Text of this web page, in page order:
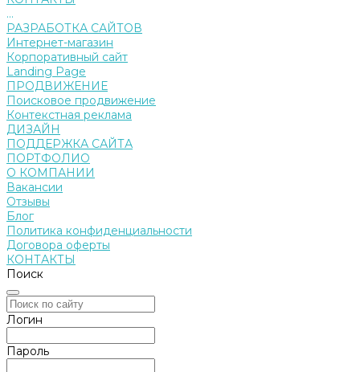
...
РАЗРАБОТКА САЙТОВ
Интернет-магазин
Корпоративный сайт
Landing Page
ПРОДВИЖЕНИЕ
Поисковое продвижение
Контекстная реклама
ДИЗАЙН
ПОДДЕРЖКА САЙТА
ПОРТФОЛИО
О КОМПАНИИ
Вакансии
Отзывы
Блог
Политика конфиденциальности
Договора оферты
КОНТАКТЫ
Поиск
Логин
Пароль